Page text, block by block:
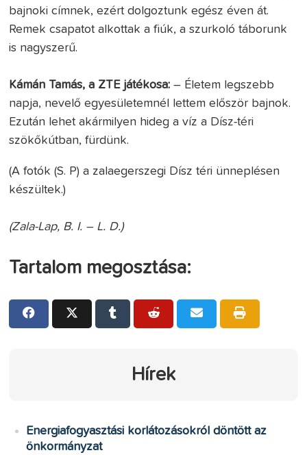
bajnoki címnek, ezért dolgoztunk egész éven át.
Remek csapatot alkottak a fiúk, a szurkoló táborunk
is nagyszerű.
Kámán Tamás, a ZTE játékosa: – Életem legszebb
napja, nevelő egyesületemnél lettem először bajnok.
Ezután lehet akármilyen hideg a víz a Dísz-téri
szökőkútban, fürdünk.
(A fotók (S. P) a zalaegerszegi Dísz téri ünneplésen
készültek.)
(Zala-Lap, B. I. – L. D.)
Tartalom megosztása:
Hírek
Energiafogyasztási korlátozásokról döntött az
önkormányzat